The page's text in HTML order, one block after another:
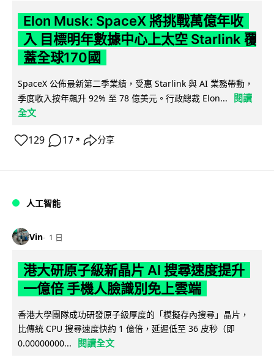
Elon Musk: SpaceX 將挑戰萬億年收
入 目標明年數據中心上太空 Starlink 覆
蓋全球170國
SpaceX 公佈最新第二季業績，受惠 Starlink 與 AI 業務帶動，
季度收入按年飆升 92% 至 78 億美元。行政總裁 Elon...
閱讀
全文
129 17 ↗ 分享
人工智能
Vin 1 日
港大研原子級新晶片 AI 搜尋速度提升
一億倍 手機人臉識別免上雲端
香港大學團隊成功研發原子級厚度的「模擬存內搜尋」晶片，
比傳統 CPU 搜尋速度快約 1 億倍，延遲低至 36 皮秒（即
0.00000000...
閱讀全文